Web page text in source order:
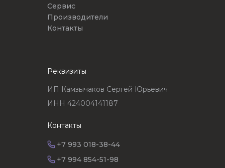
+7 994 854-51-98
+7 993 018-38-44
Контакты
ИП Камзычаков Сергей Юрьевич
ИНН 424004141187
Реквизиты
Сервис
Производители
Контакты